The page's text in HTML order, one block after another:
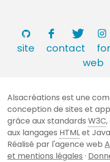
site
contact
web
Alsacréations est une
conception de sites et
grâce aux standards W3C
aux langages HTMLet
Réalisé par l'agence web
et mentions légales ·